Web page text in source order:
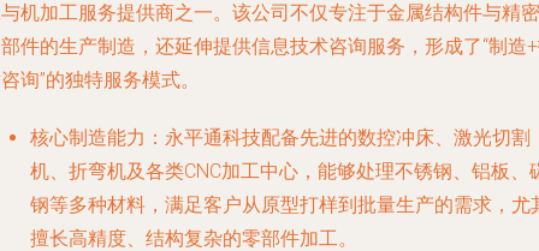
机加工服务提供商之一。该公司不仅专注于金属结构件与精密
件的生产制造，还延伸提供信息技术咨询服务，形成了“制造
询”的独特服务模式。
核心制造能力 ：永平通科技配备先进的数控冲床、激光切割
机、折弯机及各类CNC加工中心，能够处理不锈钢、铝板、
钢等多种材料，满足客户从原型打样到批量生产的需求，尤
擅长高精度、结构复杂的零部件加工。